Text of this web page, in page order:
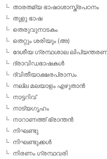
താരതമ്യ ഭാഷാശാസ്ത്രപഠനം
തുളു ഭാഷ
തെരുവുനാടകം
തെറ്റും ശരിയും (അ)
ദേശീയ ഗ്രന്ഥശാല
ദ്രാവിഡഭാഷകള്‍
ദ്വിതീയാക്ഷരപ്രാസം
നല്ല മലയാളം എഴുതാന്‍
നാട്ടറിവ്
നാട്യഗൃഹം
നാറാണത്ത് ഭ്രാന്തന്‍
നിഘണ്ടു
നിഘണ്ടുക്കള്‍
നിരണം ഗ്രന്ഥവരി